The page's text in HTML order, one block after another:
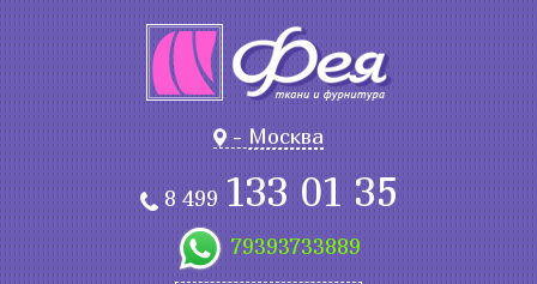
-Москва
8 499133 01 35
79393733889